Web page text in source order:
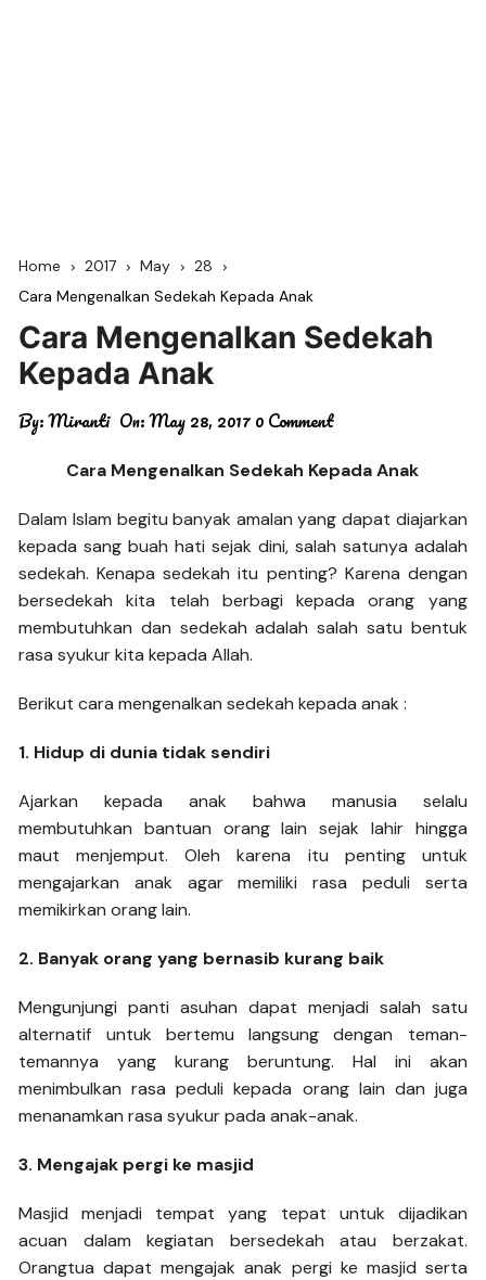
Home 2017 May
28
Cara Mengenalkan Sedekah Kepada Anak
Cara Mengenalkan Sedekah
Kepada Anak
By:Miranti On:May 28, 20170 Comment
Cara Mengenalkan Sedekah Kepada Anak
Dalam Islam begitu banyak amalan yang dapat diajarkan
kepada sang buah hati sejak dini, salah satunya adalah
sedekah. Kenapa sedekah itu penting? Karena dengan
bersedekah kita telah berbagi kepada orang yang
membutuhkan dan sedekah adalah salah satu bentuk
rasa syukur kita kepada Allah.
Berikut cara mengenalkan sedekah kepada anak :
1. Hidup di dunia tidak sendiri
Ajarkan kepada anak bahwa manusia selalu
membutuhkan bantuan orang lain sejak lahir hingga
maut menjemput. Oleh karena itu penting untuk
mengajarkan anak agar memiliki rasa peduli serta
memikirkan orang lain.
2. Banyak orang yang bernasib kurang baik
Mengunjungi panti asuhan dapat menjadi salah satu
alternatif untuk bertemu langsung dengan teman-
temannya yang kurang beruntung. Hal ini akan
menimbulkan rasa peduli kepada orang lain dan juga
menanamkan rasa syukur pada anak-anak.
3. Mengajak pergi ke masjid
Masjid menjadi tempat yang tepat untuk dijadikan
acuan dalam kegiatan bersedekah atau berzakat.
Orangtua dapat mengajak anak pergi ke masjid serta